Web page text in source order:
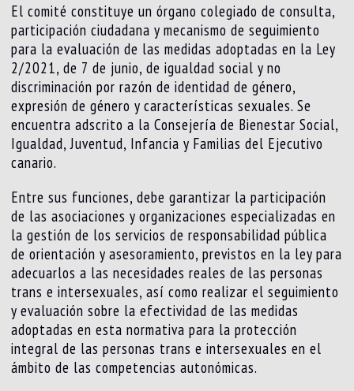
El comité constituye un órgano colegiado de consulta,
participación ciudadana y mecanismo de seguimiento
para la evaluación de las medidas adoptadas en la Ley
2/2021, de 7 de junio, de igualdad social y no
discriminación por razón de identidad de género,
expresión de género y características sexuales. Se
encuentra adscrito a la Consejería de Bienestar Social,
Igualdad, Juventud, Infancia y Familias del Ejecutivo
canario.
Entre sus funciones, debe garantizar la participación
de las asociaciones y organizaciones especializadas en
la gestión de los servicios de responsabilidad pública
de orientación y asesoramiento, previstos en la ley para
adecuarlos a las necesidades reales de las personas
trans e intersexuales, así como realizar el seguimiento
y evaluación sobre la efectividad de las medidas
adoptadas en esta normativa para la protección
integral de las personas trans e intersexuales en el
ámbito de las competencias autonómicas.